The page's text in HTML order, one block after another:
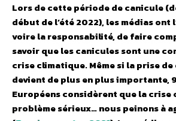
Lors de cette période de canicule
début de l’été 2022), les médias
voire la responsabilité, de faire
savoir que les canicules sont une
crise climatique. Même si la prise
devient de plus en plus importante,
Européens considèrent que la crise
problème sérieux… nous peinons à